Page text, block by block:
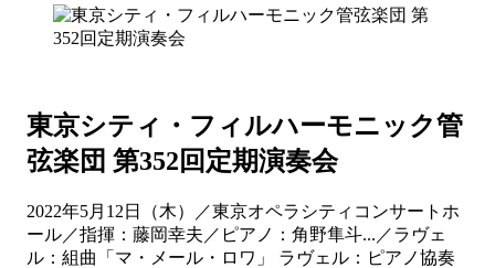
東京シティ・フィルハーモニック管
弦楽団 第352回定期演奏会
2022年5月12日（木）／東京オペラシティコンサートホ
ール／指揮：藤岡幸夫／ピアノ：角野隼斗...／ラヴェ
ル：組曲「マ・メール・ロワ」 ラヴェル：ピアノ協奏